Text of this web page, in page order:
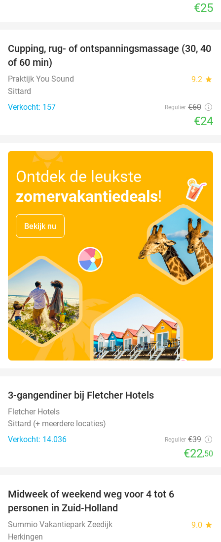
€25
60%
Cupping, rug- of ontspanningsmassage (30, 40
of 60 min)
Praktijk You Sound 9.2 star
Sittard
Verkocht: 157
Regulier €60
€24
Ontdek de leukste
zomervakantiedeals!
Bekijk nu
3-gangendiner bij Fletcher Hotels
Fletcher Hotels
Sittard (+ meerdere locaties)
Verkocht: 14.036
Regulier €39
€22,50
Midweek of weekend weg voor 4 tot 6
personen in Zuid-Holland
Summio Vakantiepark Zeedijk 9.0 star
Herkingen